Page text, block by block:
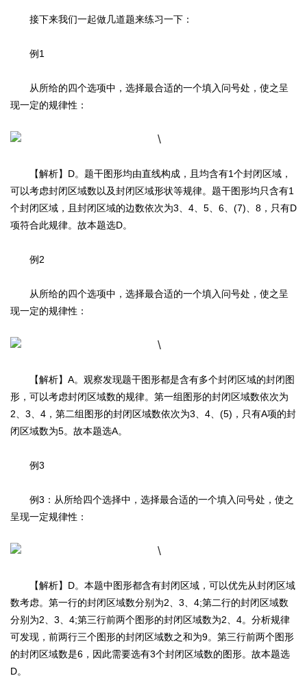
接下来我们一起做几道题来练习一下：
例1
从所给的四个选项中，选择最合适的一个填入问号处，使之呈
现一定的规律性：
【解析】D。题干图形均由直线构成，且均含有1个封闭区域，
可以考虑封闭区域数以及封闭区域形状等规律。题干图形均只含有1
个封闭区域，且封闭区域的边数依次为3、4、5、6、(7)、8，只有D
项符合此规律。故本题选D。
例2
从所给的四个选项中，选择最合适的一个填入问号处，使之呈
现一定的规律性：
【解析】A。观察发现题干图形都是含有多个封闭区域的封闭图
形，可以考虑封闭区域数的规律。第一组图形的封闭区域数依次为
2、3、4，第二组图形的封闭区域数依次为3、4、(5)，只有A项的封
闭区域数为5。故本题选A。
例3
例3：从所给四个选择中，选择最合适的一个填入问号处，使之
呈现一定规律性：
【解析】D。本题中图形都含有封闭区域，可以优先从封闭区域
数考虑。第一行的封闭区域数分别为2、3、4;第二行的封闭区域数
分别为2、3、4;第三行前两个图形的封闭区域数为2、4。分析规律
可发现，前两行三个图形的封闭区域数之和为9。第三行前两个图形
的封闭区域数是6，因此需要选有3个封闭区域数的图形。故本题选
D。